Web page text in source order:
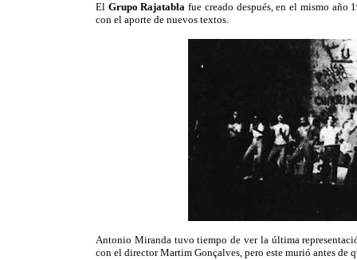
El Grupo Rajatabla fue creado después, en el mismo
con el aporte de nuevos textos.
Antonio Miranda tuvo tiempo de ver la última
con el director Martim Gonçalves, pero este murió antes de